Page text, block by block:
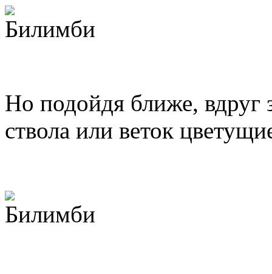
Но подойдя ближе, вдруг
ствола или веток